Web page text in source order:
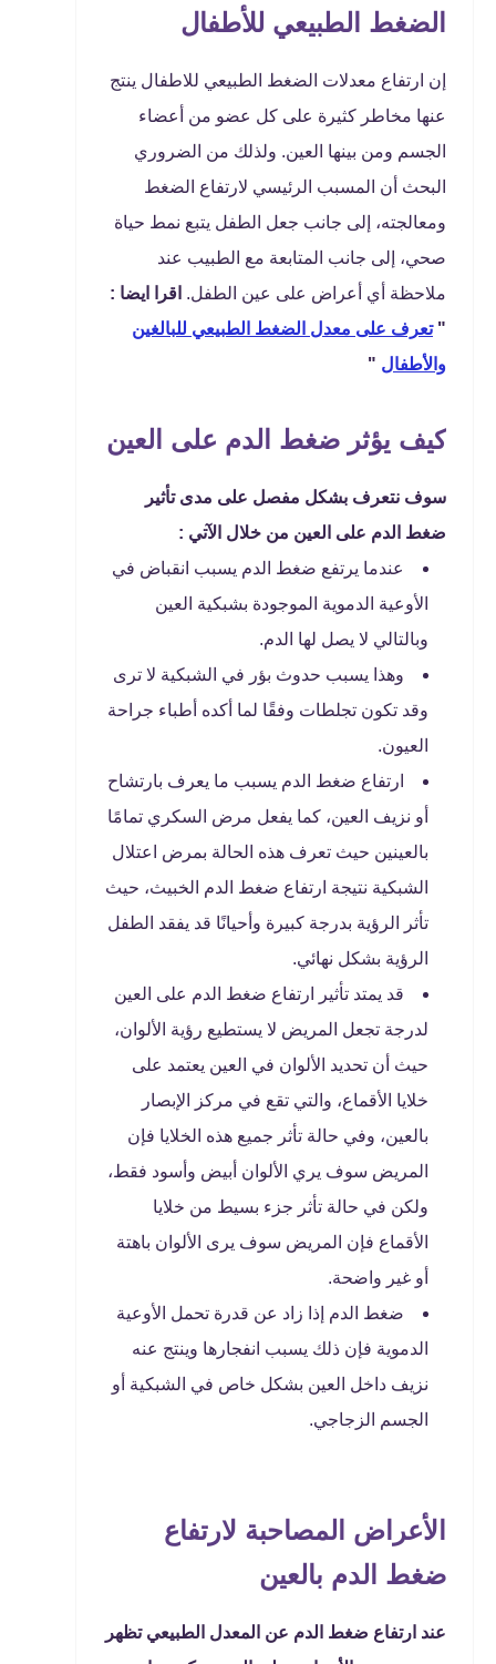
الضغط الطبيعي للأطفال
إن ارتفاع معدلات الضغط الطبيعي للاطفال ينتج
عنها مخاطر كثيرة على كل عضو من أعضاء
الجسم ومن بينها العين. ولذلك من الضروري
البحث أن المسبب الرئيسي لارتفاع الضغط
ومعالجته، إلى جانب جعل الطفل يتبع نمط حياة
صحي، إلى جانب المتابعة مع الطبيب عند
ملاحظة أي أعراض على عين الطفل. اقرا ايضا :
"تعرف على معدل الضغط الطبيعي للبالغين
والأطفال "
كيف يؤثر ضغط الدم على العين
سوف نتعرف بشكل مفصل على مدى تأثير
ضغط الدم على العين من خلال الآتي :
عندما يرتفع ضغط الدم يسبب انقباض في
الأوعية الدموية الموجودة بشبكية العين
وبالتالي لا يصل لها الدم.
وهذا يسبب حدوث بؤر في الشبكية لا ترى
وقد تكون تجلطات وفقًا لما أكده أطباء جراحة
العيون.
ارتفاع ضغط الدم يسبب ما يعرف بارتشاح
أو نزيف العين، كما يفعل مرض السكري تمامًا
بالعينين حيث تعرف هذه الحالة بمرض اعتلال
الشبكية نتيجة ارتفاع ضغط الدم الخبيث، حيث
تأثر الرؤية بدرجة كبيرة وأحيانًا قد يفقد الطفل
الرؤية بشكل نهائي.
قد يمتد تأثير ارتفاع ضغط الدم على العين
لدرجة تجعل المريض لا يستطيع رؤية الألوان،
حيث أن تحديد الألوان في العين يعتمد على
خلايا الأقماع، والتي تقع في مركز الإبصار
بالعين، وفي حالة تأثر جميع هذه الخلايا فإن
المريض سوف يري الألوان أبيض وأسود فقط،
ولكن في حالة تأثر جزء بسيط من خلايا
الأقماع فإن المريض سوف يرى الألوان باهتة
أو غير واضحة.
ضغط الدم إذا زاد عن قدرة تحمل الأوعية
الدموية فإن ذلك يسبب انفجارها وينتج عنه
نزيف داخل العين بشكل خاص في الشبكية أو
الجسم الزجاجي.
الأعراض المصاحبة لارتفاع
ضغط الدم بالعين
عند ارتفاع ضغط الدم عن المعدل الطبيعي تظهر